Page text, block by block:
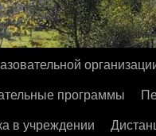
программы
в учреждении